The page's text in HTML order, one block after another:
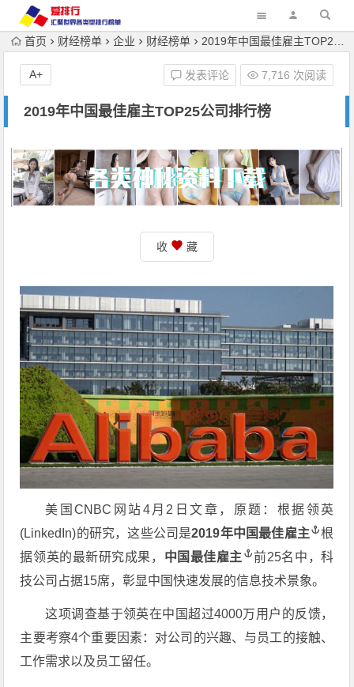
首页 财经榜单 企业 财经榜单 2019年中国最佳雇主TOP25公司排行榜
2019年中国最佳雇主TOP25公司排行榜
发表评论 7,716 次阅读
A+
收 藏
美国CNBC网站4月2日文章，原题：根据领英
(LinkedIn)的研究，这些公司是2019年中国最佳雇主
根
据领英的最新研究成果， 中国最佳雇主
前25名中，科
技公司占据15席，彰显中国快速发展的信息技术景象。
这项调查基于领英在中国超过4000万用户的反馈，
主要考察4个重要因素：对公司的兴趣、与员工的接触、
工作需求以及员工留任。